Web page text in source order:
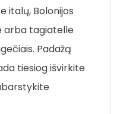
italų, Bolonijos
arba tagiatelle
Padažą
tiesiog išvirkite